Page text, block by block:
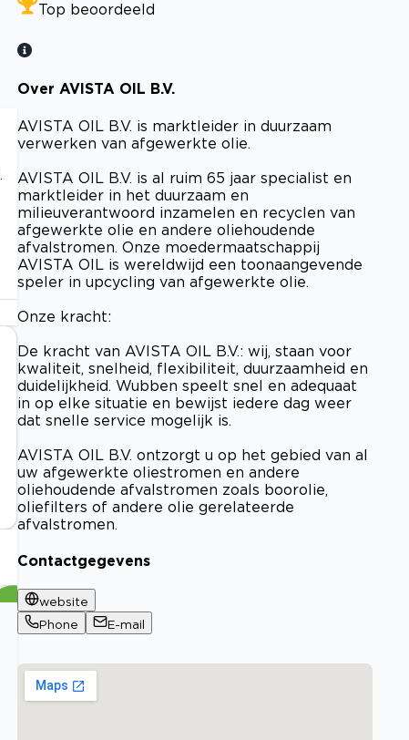
Top beoordeeld
Over AVISTA OIL B.V.
AVISTA OIL B.V. is marktleider in duurzaam
verwerken van afgewerkte olie.
AVISTA OIL B.V. is al ruim 65 jaar specialist en
marktleider in het duurzaam en
milieuverantwoord inzamelen en recyclen van
afgewerkte olie en andere oliehoudende
afvalstromen. Onze moedermaatschappij
AVISTA OIL is wereldwijd een toonaangevende
speler in upcycling van afgewerkte olie.
Onze kracht:
De kracht van AVISTA OIL B.V.: wij, staan voor
kwaliteit, snelheid, flexibiliteit, duurzaamheid en
duidelijkheid. Wubben speelt snel en adequaat
in op elke situatie en bewijst iedere dag weer
dat snelle service mogelijk is.
AVISTA OIL B.V. ontzorgt u op het gebied van al
uw afgewerkte oliestromen en andere
oliehoudende afvalstromen zoals boorolie,
oliefilters of andere olie gerelateerde
afvalstromen.
Contactgegevens
website
Phone
E-mail